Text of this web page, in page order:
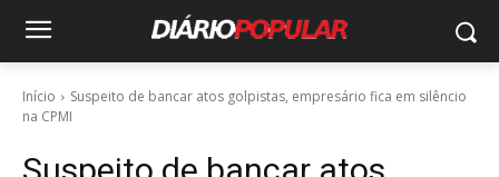
Início
Suspeito de bancar atos golpistas, empresário fica em silêncio
na CPMI